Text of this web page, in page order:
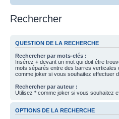
Rechercher
QUESTION DE LA RECHERCHE
Rechercher par mots-clés :
Insérez + devant un mot qui doit être
mots séparés entre des barres verticales
comme joker si vous souhaitez effectuer
Rechercher par auteur :
Utilisez * comme joker si vous souhaitez
OPTIONS DE LA RECHERCHE